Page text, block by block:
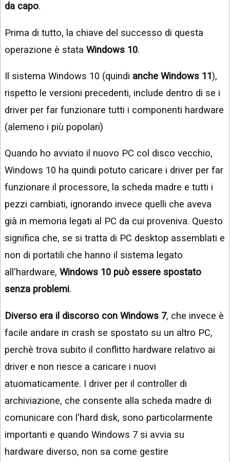
da capo.
Prima di tutto, la chiave del successo di questa
operazione è stata Windows 10.
Il sistema Windows 10 (quindi anche Windows 11),
rispetto le versioni precedenti, include dentro di se i
driver per far funzionare tutti i componenti hardware
(alemeno i più popolari)
Quando ho avviato il nuovo PC col disco vecchio,
Windows 10 ha quindi potuto caricare i driver per far
funzionare il processore, la scheda madre e tutti i
pezzi cambiati, ignorando invece quelli che aveva
già in memoria legati al PC da cui proveniva. Questo
significa che, se si tratta di PC desktop assemblati e
non di portatili che hanno il sistema legato
all'hardware, Windows 10 può essere spostato
senza problemi.
Diverso era il discorso con Windows 7, che invece è
facile andare in crash se spostato su un altro PC,
perchè trova subito il conflitto hardware relativo ai
driver e non riesce a caricare i nuovi
atuomaticamente. I driver per il controller di
archiviazione, che consente alla scheda madre di
comunicare con l'hard disk, sono particolarmente
importanti e quando Windows 7 si avvia su
hardware diverso, non sa come gestire